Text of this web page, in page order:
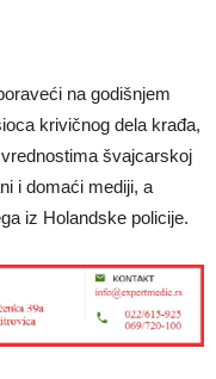
na godišnjem
krivičnog dela krađa,
švajcarskoj
i domaći mediji, a
iz Holandske policije.